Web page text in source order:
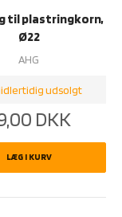
til plastringkorn,
Ø22
AHG
udsolgt
DKK
LÆG I KURV